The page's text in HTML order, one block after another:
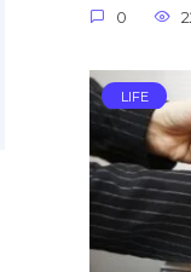
0
LIFE